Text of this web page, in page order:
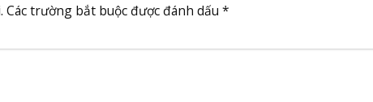
Các trường bắt buộc được đánh dấu *